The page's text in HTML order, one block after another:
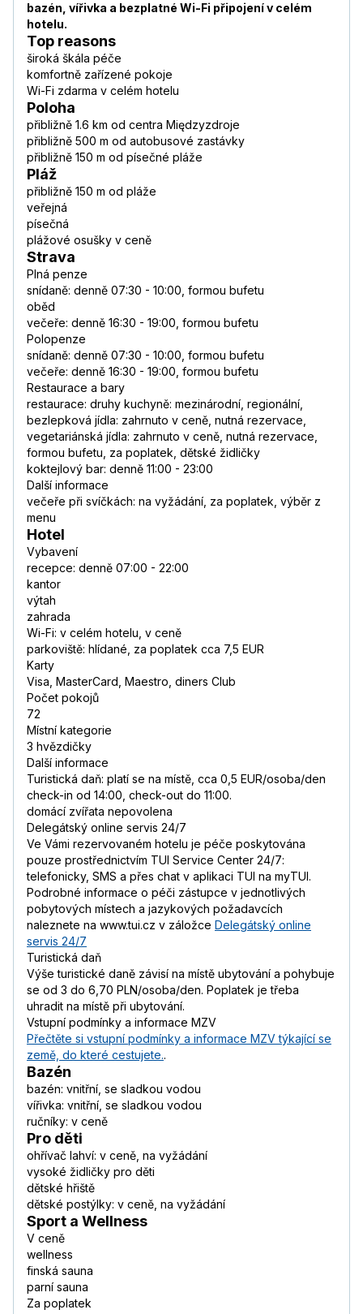
bazén, vířivka a bezplatné Wi-Fi připojení v celém
hotelu.
Top reasons
široká škála péče
komfortně zařízené pokoje
Wi-Fi zdarma v celém hotelu
Poloha
přibližně 1.6 km od centra Międzyzdroje
přibližně 500 m od autobusové zastávky
přibližně 150 m od písečné pláže
Pláž
přibližně 150 m od pláže
veřejná
písečná
plážové osušky v ceně
Strava
Plná penze
snídaně: denně 07:30 - 10:00, formou bufetu
oběd
večeře: denně 16:30 - 19:00, formou bufetu
Polopenze
snídaně: denně 07:30 - 10:00, formou bufetu
večeře: denně 16:30 - 19:00, formou bufetu
Restaurace a bary
restaurace: druhy kuchyně: mezinárodní, regionální,
bezlepková jídla: zahrnuto v ceně, nutná rezervace,
vegetariánská jídla: zahrnuto v ceně, nutná rezervace,
formou bufetu, za poplatek, dětské židličky
koktejlový bar: denně 11:00 - 23:00
Další informace
večeře při svíčkách: na vyžádání, za poplatek, výběr z
menu
Hotel
Vybavení
recepce: denně 07:00 - 22:00
kantor
výtah
zahrada
Wi-Fi: v celém hotelu, v ceně
parkoviště: hlídané, za poplatek cca 7,5 EUR
Karty
Visa, MasterCard, Maestro, diners Club
Počet pokojů
72
Místní kategorie
3 hvězdičky
Další informace
Turistická daň: platí se na místě, cca 0,5 EUR/osoba/den
check-in od 14:00, check-out do 11:00.
domácí zvířata nepovolena
Delegátský online servis 24/7
Ve Vámi rezervovaném hotelu je péče poskytována
pouze prostřednictvím TUI Service Center 24/7:
telefonicky, SMS a přes chat v aplikaci TUI na myTUI.
Podrobné informace o péči zástupce v jednotlivých
pobytových místech a jazykových požadavcích
naleznete na www.tui.cz v záložce Delegátský online
servis 24/7
Turistická daň
Výše turistické daně závisí na místě ubytování a pohybuje
se od 3 do 6,70 PLN/osoba/den. Poplatek je třeba
uhradit na místě při ubytování.
Vstupní podmínky a informace MZV
Přečtěte si vstupní podmínky a informace MZV týkající se
země, do které cestujete..
Bazén
bazén: vnitřní, se sladkou vodou
vířivka: vnitřní, se sladkou vodou
ručníky: v ceně
Pro děti
ohřívač lahví: v ceně, na vyžádání
vysoké židličky pro děti
dětské hřiště
dětské postýlky: v ceně, na vyžádání
Sport a Wellness
V ceně
wellness
finská sauna
parní sauna
Za poplatek